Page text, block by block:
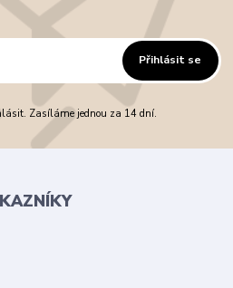
Přihlásit se
Zasíláme jednou za 14 dní.